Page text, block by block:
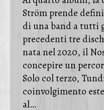
Ström prende
di una band a tutti
precedenti tre
nata nel 2020, il
concepire un
Solo col terzo,
coinvolgimento
al…